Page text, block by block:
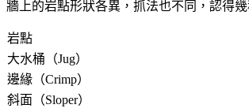
牆上的岩點形狀各異，抓法也不同，認得
岩點
大水桶（Jug）
邊緣（Crimp）
斜面（Sloper）